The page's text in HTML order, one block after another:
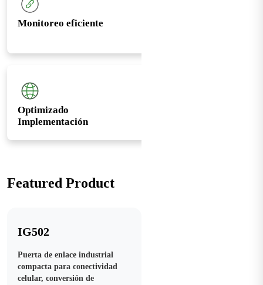
Monitoreo eficiente
Optimizado
Implementación
Featured Product
IG502
Puerta de enlace industrial
compacta para conectividad
celular, conversión de